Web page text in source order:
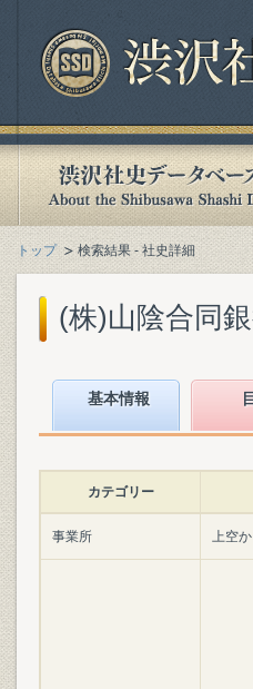
トップ 検索結果 - 社史詳細
(株)山陰合同
基本情報
カテゴリー
事業所 上空